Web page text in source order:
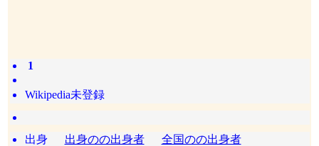
1
Wikipedia未登録
出身 出身のの出身者 全国のの出身者